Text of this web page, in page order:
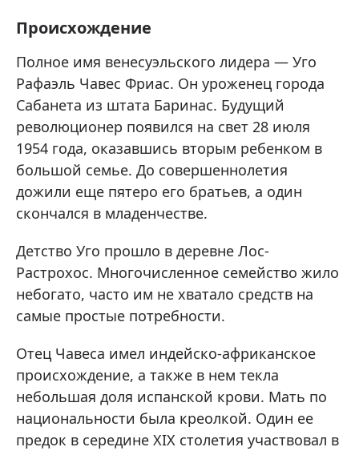
Происхождение
Полное имя венесуэльского лидера — Уго
Рафаэль Чавес Фриас. Он уроженец города
Сабанета из штата Баринас. Будущий
революционер появился на свет 28 июля
1954 года, оказавшись вторым ребенком в
большой семье. До совершеннолетия
дожили еще пятеро его братьев, а один
скончался в младенчестве.
Детство Уго прошло в деревне Лос-
Растрохос. Многочисленное семейство жило
небогато, часто им не хватало средств на
самые простые потребности.
Отец Чавеса имел индейско-африканское
происхождение, а также в нем текла
небольшая доля испанской крови. Мать по
национальности была креолкой. Один ее
предок в середине XIX столетия участвовал в